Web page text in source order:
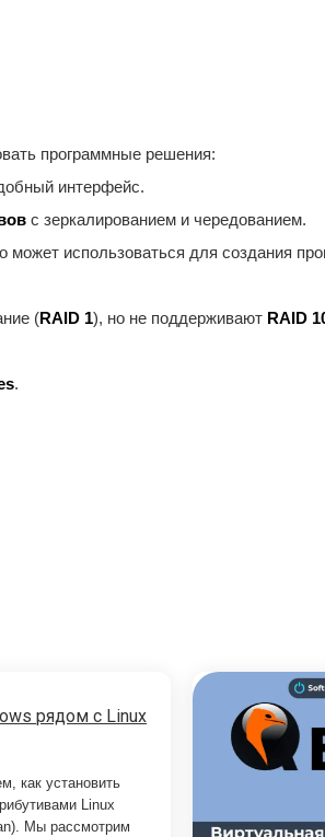
программные решения:
интерфейс.
с зеркалированием и чередованием.
может использоваться для создания
(RAID 1), но не поддерживают RAID
.
рядом с Linux
как установить
Linux
Мы рассмотрим